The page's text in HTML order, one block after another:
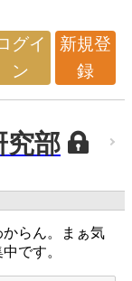
グイ
ン
新規登
録
究部
らん。まぁ気
です。